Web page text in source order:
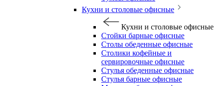
Кухни и столовые офисные
Кухни и столовые офисные
Стойки барные офисные
Столы обеденные офисные
Столики кофейные и
сервировочные офисные
Стулья обеденные офисные
Стулья барные офисные